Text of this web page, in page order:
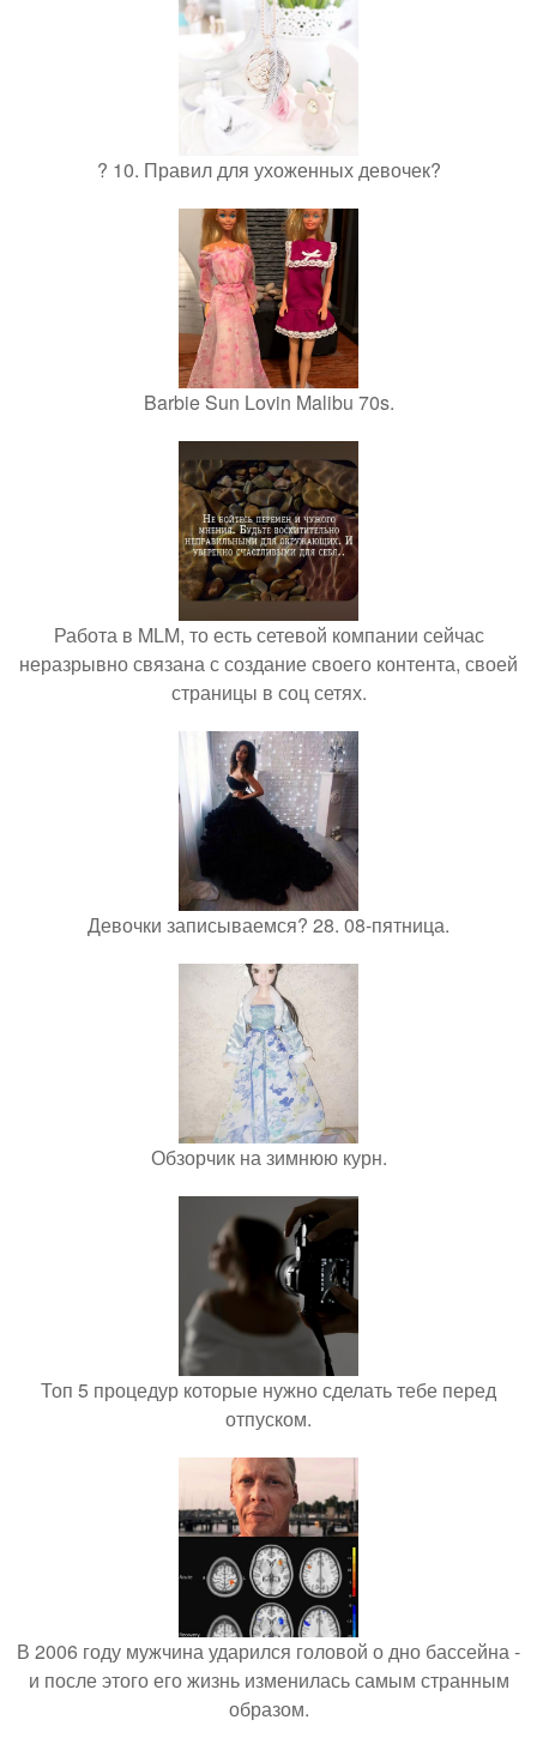
? 10. Правил для ухоженных девочек?
Barbie Sun Lovin Malibu 70s.
Работа в MLM, то есть сетевой компании сейчас
неразрывно связана с создание своего контента, своей
страницы в соц сетях.
Девочки записываемся? 28. 08-пятница.
Обзорчик на зимнюю курн.
Топ 5 процедур которые нужно сделать тебе перед
отпуском.
В 2006 году мужчина ударился головой о дно бассейна -
и после этого его жизнь изменилась самым странным
образом.